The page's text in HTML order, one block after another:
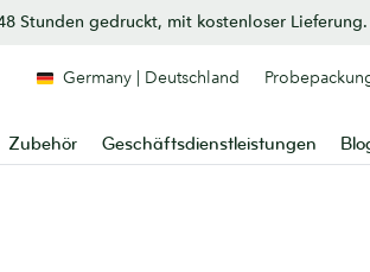
Stunden gedruckt, mit kostenloser Lieferung.
Zubehör Geschäftsdienstleistungen
Germany | Deutschland